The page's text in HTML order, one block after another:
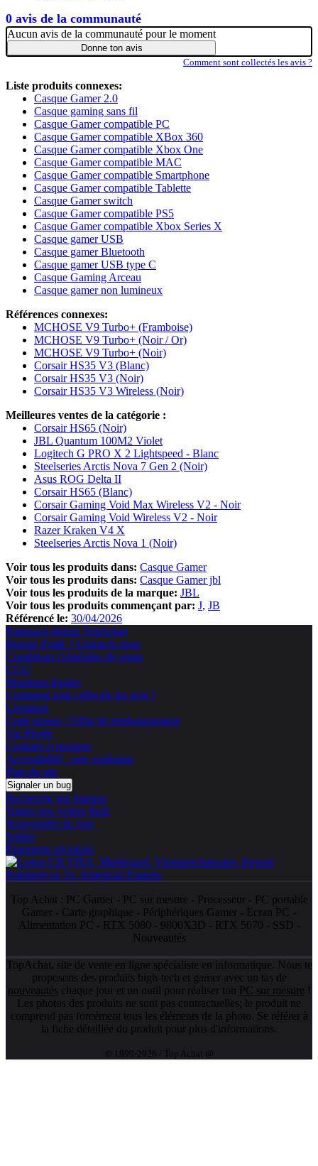
0 avis de la communauté
Aucun avis de la communauté pour le moment
Donne ton avis
Comment sont collectés les avis ?
Liste produits connexes:
Casque Gamer 2.0
Casque gaming sans fil
Casque Gamer compatible PC
Casque Gamer compatible XBox 360
Casque Gamer compatible Xbox One
Casque Gamer compatible MAC
Casque Gamer compatible Smartphone
Casque Gamer compatible Tablette
Casque Gamer switch
Casque Gamer compatible PS5
Casque Gamer compatible Xbox Series X
Casque gamer USB
Casque gamer Bluetooth
Casque gamer USB type C
Casque Gaming Arceau
Casque gamer non lumineux
Références connexes:
MCHOSE V9 Turbo+ (Framboise)
MCHOSE V9 Turbo+ (Noir / Or)
MCHOSE V9 Turbo+ (Noir)
Corsair HS35 V3 (Blanc)
Corsair HS35 V3 (Noir)
Corsair HS35 V3 Wireless (Noir)
Meilleures ventes de la catégorie :
Corsair HS65 (Noir)
JBL Quantum 100M2 Violet
Logitech G PRO X 2 Lightspeed - Blanc
Steelseries Arctis Nova 7 Gen 2 (Noir)
Asus ROG Delta II
Corsair HS65 (Blanc)
Corsair Gaming Void Max Wireless V2 - Noir
Corsair Gaming Void Wireless V2 - Noir
Razer Kraken V4 X
Steelseries Arctis Nova 1 (Noir)
Voir tous les produits dans: Casque Gamer
Voir tous les produits dans: Casque Gamer jbl
Voir tous les produits de la marque: JBL
Voir tous les produits commençant par: J JB
Référencé le: 30/04/2026
Pourquoi choisir TopAchat
Besoin d'aide ? Contacte nous
Conditions Générales de vente
CGU
Mentions légales
Comment sont collectés les avis ?
Livraison
Code promo / Offre de remboursement
Vie Privée
Cookies et trackers
Accessibilité : non conforme
Plan du site
Signaler un bug
Recherche par marque
Toutes nos ventes flash
Nouveautés du jour
Soldes
Paiements sécurisés
Top Achat : PC Gamer- PC sur mesure - Processeur- PC portable
Gamer - Carte graphique - Périphériques Gamer - Ecran PC -
Alimentation PC - RTX 5080 - 9800X3D - RTX 5070 - SSD -
Nouveautés
TopAchat, site de vente en ligne spécialiste en informatique. Nous te
proposons des produits high-tech et gamer avec un tas de
nouveautés chaque jour et un outil pour réaliser ton PC sur mesure !
Les photos des produits ne sont pas contractuelles; le produit ne
comprend pas forcément tous les éléments de la photo. Se référer à
la fiche détaillée du produit pour plus d'informations.
© 1999-2026 / Top Achat @